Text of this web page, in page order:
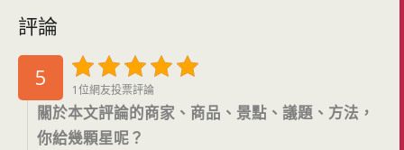
評論
5 1位網友投票評論
關於本文評論的商家、商品、景點、議題、方法，
你給幾顆星呢？